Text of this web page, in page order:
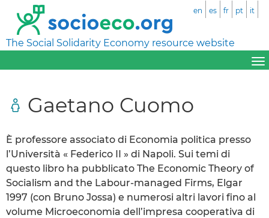
The Social Solidarity Economy resource website
en es fr pt it
Gaetano Cuomo
È professore associato di Economia politica presso
l’Università « Federico II » di Napoli. Sui temi di
questo libro ha pubblicato The Economic Theory of
Socialism and the Labour-managed Firms, Elgar
1997 (con Bruno Jossa) e numerosi altri lavori fino al
volume Microeconomia dell’impresa cooperativa di